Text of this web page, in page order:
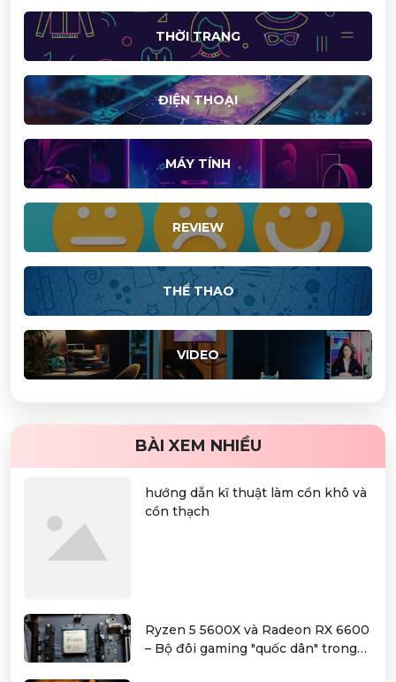
THỜI TRANG
ĐIỆN THOẠI
MÁY TÍNH
REVIEW
THỂ THAO
VIDEO
BÀI XEM NHIỀU
hướng dẫn kĩ thuật làm cồn khô và
cồn thạch
Ryzen 5 5600X và Radeon RX 6600
– Bộ đôi gaming "quốc dân" trong